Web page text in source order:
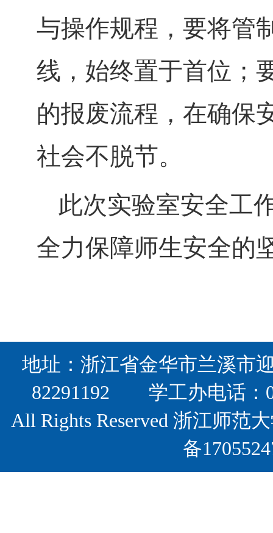
与操作规程，要将管
线，始终置于首位；
的报废流程，在确保
社会不脱节。
此次实验室安全工
全力保障师生安全的
地址：浙江省金华市兰溪
82291192 学工办电话
All Rights Reserved 浙江师
备